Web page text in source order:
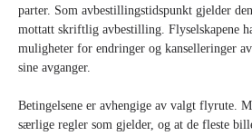
parter. Som avbestillingstidspunkt gjelder
mottatt skriftlig avbestilling. Flyselskapene
muligheter for endringer og kanselleringer
sine avganger.
Betingelsene er avhengige av valgt flyrute.
særlige regler som gjelder, og at de fleste